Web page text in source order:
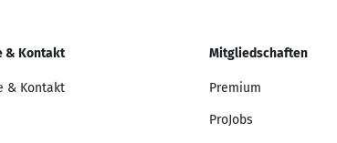
& Kontakt
& Kontakt
Mitgliedschaften
Premium
ProJobs